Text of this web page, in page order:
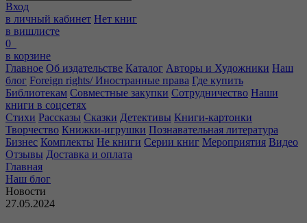
Вход
в личный кабинет Нет книг
в вишлисте
0
в корзине
Главное Об издательстве Каталог Авторы и Художники Наш
блог Foreign rights/ Иностранные права Где купить
Библиотекам Совместные закупки Сотрудничество Наши
книги в соцсетях
Стихи Рассказы Сказки Детективы Книги-картонки
Творчество Книжки-игрушки Познавательная литература
Бизнес Комплекты Не книги Серии книг Мероприятия Видео
Отзывы Доставка и оплата
Главная
Наш блог
Новости
27.05.2024